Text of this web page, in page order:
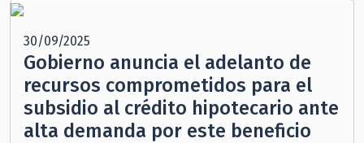
30/09/2025
Gobierno anuncia el adelanto de
recursos comprometidos para el
subsidio al crédito hipotecario ante
alta demanda por este beneficio